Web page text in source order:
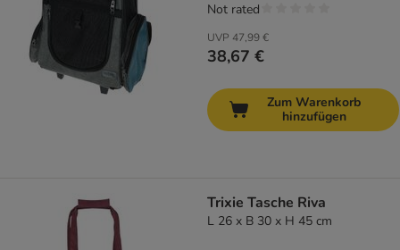
UVP 47,99 €
38,67 €
Not rated
Zum Warenkorb
hinzufügen
Trixie Tasche Riva
L 26 x B 30 x H 45 cm